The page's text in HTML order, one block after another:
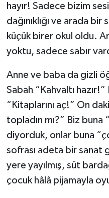
hayır! Sadece bizim
dağınıklığı ve arada
küçük birer okul oldu.
yoktu, sadece sabır
Anne ve baba da gizli
Sabah “Kahvaltı
“Kitaplarını aç!” On
topladın mı?” Biz buna
diyorduk, onlar buna
sofrası adeta bir sanat
yere yayılmış, süt
çocuk hâlâ pijamayla